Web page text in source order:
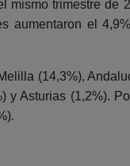
mismo trimestre de
aumentaron el
(14,3%),
y Asturias (1,2%).